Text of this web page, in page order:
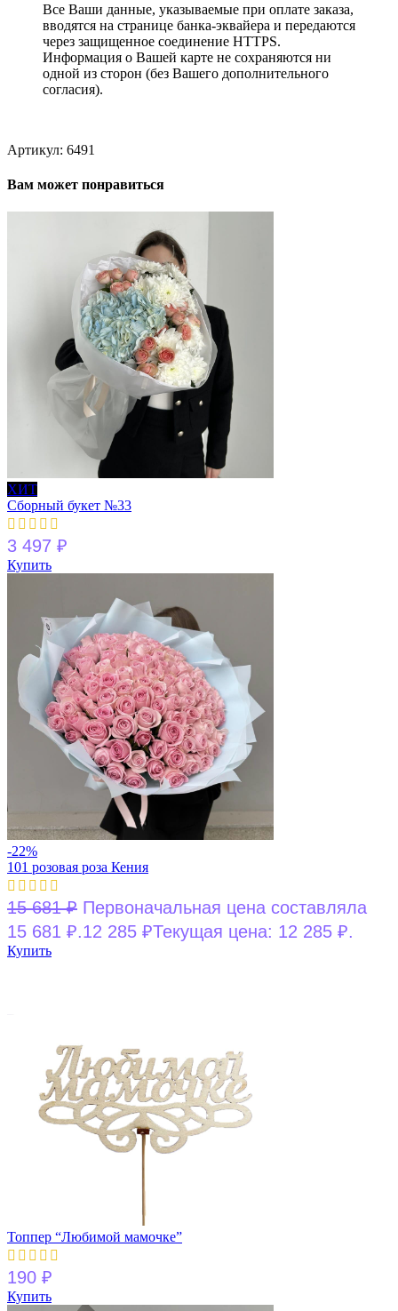
Все Ваши данные, указываемые при оплате заказа,
вводятся на странице банка-эквайера и передаются
через защищенное соединение HTTPS.
Информация о Вашей карте не сохраняются ни
одной из сторон (без Вашего дополнительного
согласия).
Артикул: 6491
Вам может понравиться
ХИТ
Сборный букет №33
3 497 ₽
Купить
-22%
101 розовая роза Кения
15 681₽ Первоначальная цена составляла
15 681 ₽.12 285 ₽Текущая цена: 12 285 ₽.
Купить
Топпер “Любимой мамочке”
190 ₽
Купить